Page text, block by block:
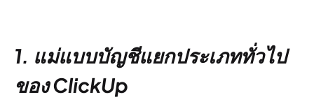
1. แม่แบบบัญชีแยกประเภททั่วไป
ของ ClickUp